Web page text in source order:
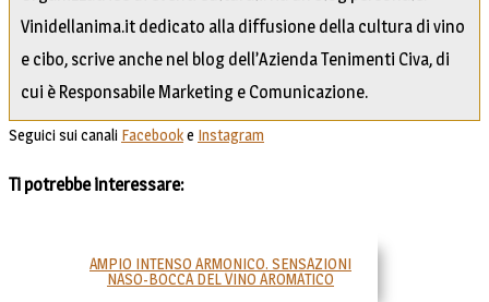
Vinidellanima.it dedicato alla diffusione della cultura di vino
e cibo, scrive anche nel blog dell’Azienda Tenimenti Civa, di
cui è Responsabile Marketing e Comunicazione.
Seguici sui canali Facebooke Instagram
Ti potrebbe interessare:
AMPIO INTENSO ARMONICO. SENSAZIONI
NASO-BOCCA DEL VINO AROMATICO